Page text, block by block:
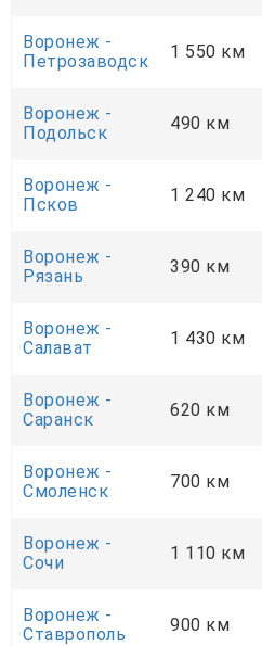
Воронеж -
Петрозаводск
1 550 км
Воронеж -
Подольск
490 км
Воронеж -
Псков
1 240 км
Воронеж -
Рязань
390 км
Воронеж -
Салават
1 430 км
Воронеж -
Саранск
620 км
Воронеж -
Смоленск
700 км
Воронеж -
Сочи
1 110 км
Воронеж -
Ставрополь
900 км